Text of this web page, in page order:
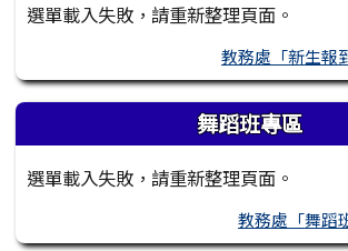
選單載入失敗，請重新整理頁面。
教務處「新生報
舞蹈班專區
選單載入失敗，請重新整理頁面。
教務處「舞蹈